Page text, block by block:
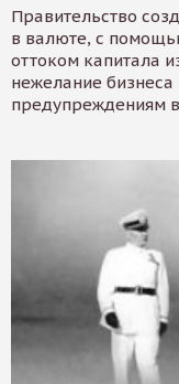
Правительство
в валюте, с
оттоком капитала
нежелание
предупреждениям